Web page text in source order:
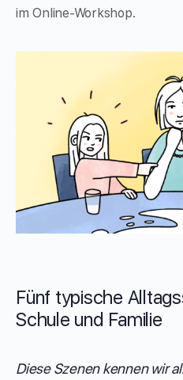
im Online-Workshop.
Fünf typische
Schule und Familie
Diese Szenen kennen wir